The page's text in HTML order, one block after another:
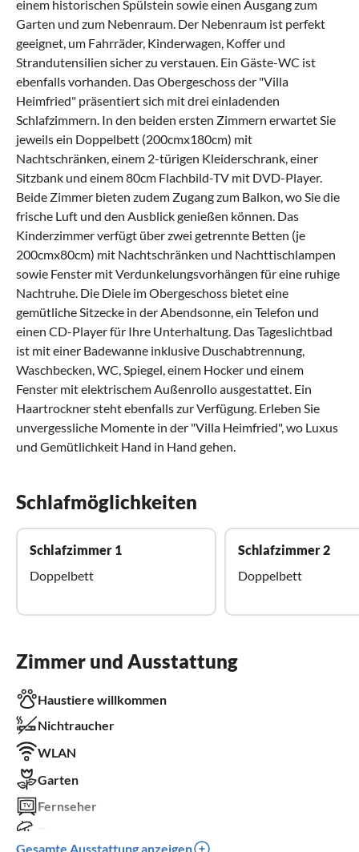
einem historischen Spülstein sowie einen Ausgang zum
Garten und zum Nebenraum. Der Nebenraum ist perfekt
geeignet, um Fahrräder, Kinderwagen, Koffer und
Strandutensilien sicher zu verstauen. Ein Gäste-WC ist
ebenfalls vorhanden. Das Obergeschoss der "Villa
Heimfried" präsentiert sich mit drei einladenden
Schlafzimmern. In den beiden ersten Zimmern erwartet Sie
jeweils ein Doppelbett (200cmx180cm) mit
Nachtschränken, einem 2-türigen Kleiderschrank, einer
Sitzbank und einem 80cm Flachbild-TV mit DVD-Player.
Beide Zimmer bieten zudem Zugang zum Balkon, wo Sie die
frische Luft und den Ausblick genießen können. Das
Kinderzimmer verfügt über zwei getrennte Betten (je
200cmx80cm) mit Nachtschränken und Nachttischlampen
sowie Fenster mit Verdunkelungsvorhängen für eine ruhige
Nachtruhe. Die Diele im Obergeschoss bietet eine
gemütliche Sitzecke in der Abendsonne, ein Telefon und
einen CD-Player für Ihre Unterhaltung. Das Tageslichtbad
ist mit einer Badewanne inklusive Duschabtrennung,
Waschbecken, WC, Spiegel, einem Hocker und einem
Fenster mit elektrischem Außenrollo ausgestattet. Ein
Haartrockner steht ebenfalls zur Verfügung. Erleben Sie
unvergessliche Momente in der "Villa Heimfried", wo Luxus
und Gemütlichkeit Hand in Hand gehen.
Schlafmöglichkeiten
Schlafzimmer 1
Doppelbett
Schlafzimmer 2
Doppelbett
Zimmer und Ausstattung
Haustiere willkommen
Nichtraucher
WLAN
Garten
Fernseher
Gesamte Ausstattung anzeigen